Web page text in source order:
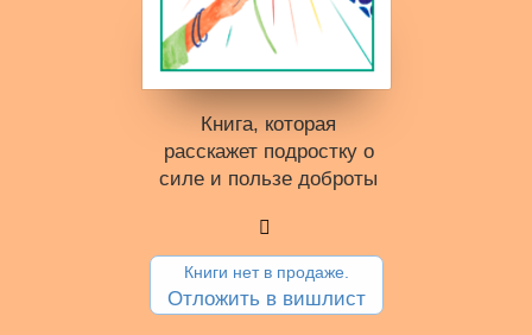
Книга, которая
расскажет подростку о
силе и пользе доброты
Книги нет в продаже.
Отложить в вишлист